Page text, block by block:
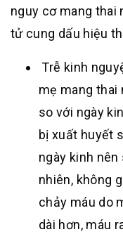
nguy cơ mang thai
tử cung dấu hiệu
Trễ kinh
mẹ mang thai
so với ngày
bị xuất huyết
ngày kinh
nhiên, không
chảy máu do
dài hơn, máu